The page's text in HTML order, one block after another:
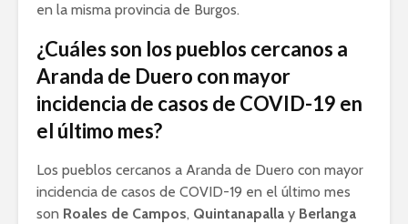
en la misma provincia de Burgos.
¿Cuáles son los pueblos cercanos a
Aranda de Duero con mayor
incidencia de casos de COVID-19 en
el último mes?
Los pueblos cercanos a Aranda de Duero con mayor
incidencia de casos de COVID-19 en el último mes
son Roales de Campos, Quintanapalla y Berlanga